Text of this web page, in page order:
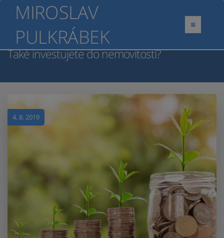
MIROSLAV
PULKRÁBEK
Také investujete do nemovitostí?
4. 8. 2019